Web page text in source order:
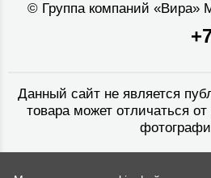
© Группа компаний «Вира»
Данный сайт не является
товара может отличаться